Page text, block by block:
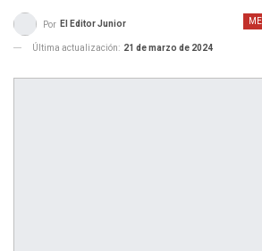
Por El Editor Junior
Última actualización: 21 de marzo de 2024